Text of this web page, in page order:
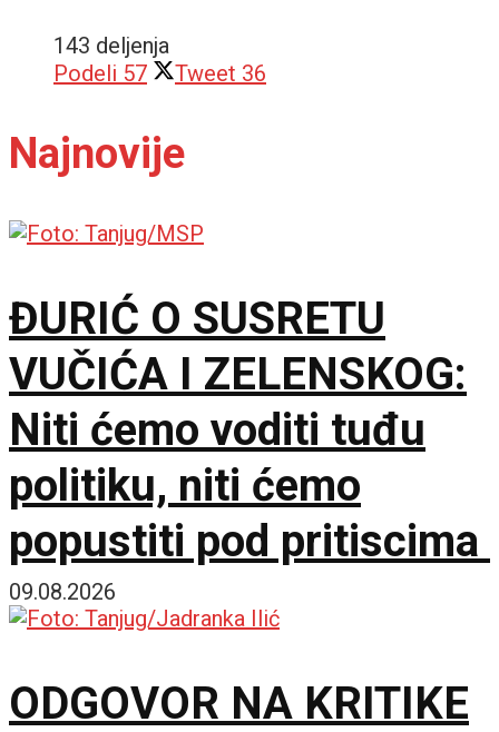
143 deljenja
Podeli 57 Tweet 36
Najnovije
ĐURIĆ O SUSRETU
VUČIĆA I ZELENSKOG:
Niti ćemo voditi tuđu
politiku, niti ćemo
popustiti pod pritiscima
09.08.2026
ODGOVOR NA KRITIKE